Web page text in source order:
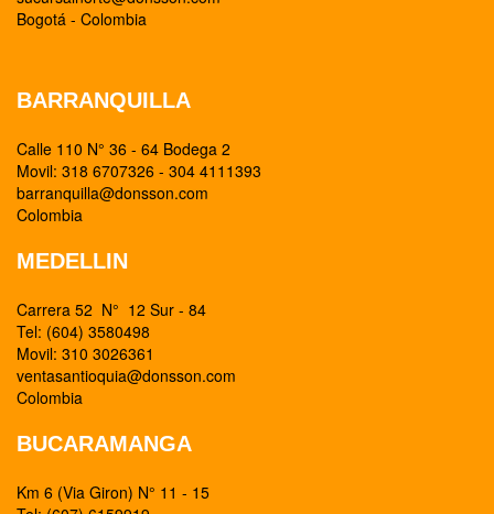
Bogotá - Colombia
BARRANQUILLA
Calle 110 N° 36 - 64 Bodega 2
Movil: 318 6707326 - 304 4111393
barranquilla@donsson.com
Colombia
MEDELLIN
Carrera 52 N° 12 Sur - 84
Tel: (604) 3580498
Movil: 310 3026361
ventasantioquia@donsson.com
Colombia
BUCARAMANGA
Km 6 (Via Giron) N° 11 - 15